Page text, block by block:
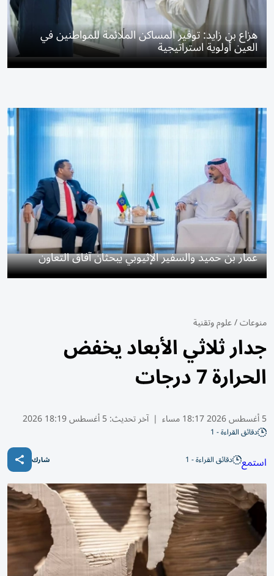
هزاع بن زايد: توفير المساكن الملائمة للمواطنين في
العين أولوية استراتيجية
عمار بن حميد والسفير الإثيوبي يبحثان آفاق التعاون
منوعات/علوم وتقنية
جدار ثلاثي الأبعاد يخفض
الحرارة 7 درجات
5 أغسطس 2026 18:17 مساء | آخر تحديث:5 أغسطس 18:19 2026
دقائق القراءة - 1
استمع دقائق القراءة - 1 شارك